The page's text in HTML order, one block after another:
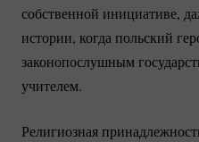
собственной инициативе,
истории, когда польский
законопослушным
учителем.
Религиозная